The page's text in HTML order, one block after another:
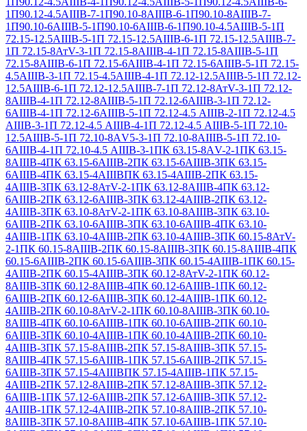
1П90.12-4.5АIIIВ-7-1П90.10-8АIIIВ-6-1П90.10-8АIIIВ-7-
1П90.10-6АIIIВ-5-1П90.10-6АIIIВ-6-1П90.10-4.5АIIIВ-5-1П
72.15-12.5АIIIВ-5-1П 72.15-12.5АIIIВ-6-1П 72.15-12.5АIIIВ-7-
1П 72.15-8АтV-3-1П 72.15-8АIIIВ-4-1П 72.15-8АIIIВ-5-1П
72.15-8АIIIВ-6-1П 72.15-6АIIIВ-4-1П 72.15-6АIIIВ-5-1П 72.15-
4.5АIIIВ-3-1П 72.15-4.5АIIIВ-4-1П 72.12-12.5АIIIВ-5-1П 72.12-
12.5АIIIВ-6-1П 72.12-12.5АIIIВ-7-1П 72.12-8АтV-3-1П 72.12-
8АIIIВ-4-1П 72.12-8АIIIВ-5-1П 72.12-6АIIIВ-3-1П 72.12-
6АIIIВ-4-1П 72.12-6АIIIВ-5-1П 72.12-4.5 АIIIВ-2-1П 72.12-4.5
АIIIВ-3-1П 72.12-4.5 АIIIВ-4-1П 72.12-4.5 АIIIВ-5-1П 72.10-
12.5АIIIВ-5-1П 72.10-8АV5-3-1П 72.10-8АIIIВ-5-1П 72.10-
6АIIIВ-4-1П 72.10-4.5 АIIIВ-3-1ПК 63.15-8АV-2-1ПК 63.15-
8АIIIВ-4ПК 63.15-6АIIIВ-2ПК 63.15-6АIIIВ-3ПК 63.15-
6АIIIВ-4ПК 63.15-4АIIIВПК 63.15-4АIIIВ-2ПК 63.15-
4АIIIВ-3ПК 63.12-8АтV-2-1ПК 63.12-8АIIIВ-4ПК 63.12-
6АIIIВ-2ПК 63.12-6АIIIВ-3ПК 63.12-4АIIIВ-2ПК 63.12-
4АIIIВ-3ПК 63.10-8АтV-2-1ПК 63.10-8АIIIВ-3ПК 63.10-
6АIIIВ-2ПК 63.10-6АIIIВ-3ПК 63.10-6АIIIВ-4ПК 63.10-
4АIIIВ-1ПК 63.10-4АIIIВ-2ПК 63.10-4АIIIВ-3ПК 60.15-8АтV-
2-1ПК 60.15-8АIIIВ-2ПК 60.15-8АIIIВ-3ПК 60.15-8АIIIВ-4ПК
60.15-6АIIIВ-2ПК 60.15-6АIIIВ-3ПК 60.15-4АIIIВ-1ПК 60.15-
4АIIIВ-2ПК 60.15-4АIIIВ-3ПК 60.12-8АтV-2-1ПК 60.12-
8АIIIВ-3ПК 60.12-8АIIIВ-4ПК 60.12-6АIIIВ-1ПК 60.12-
6АIIIВ-2ПК 60.12-6АIIIВ-3ПК 60.12-4АIIIВ-1ПК 60.12-
4АIIIВ-2ПК 60.10-8АтV-2-1ПК 60.10-8АIIIВ-3ПК 60.10-
8АIIIВ-4ПК 60.10-6АIIIВ-1ПК 60.10-6АIIIВ-2ПК 60.10-
6АIIIВ-3ПК 60.10-4АIIIВ-1ПК 60.10-4АIIIВ-2ПК 60.10-
4АIIIВ-3ПК 57.15-8АIIIВ-2ПК 57.15-8АIIIВ-3ПК 57.15-
8АIIIВ-4ПК 57.15-6АIIIВ-1ПК 57.15-6АIIIВ-2ПК 57.15-
6АIIIВ-3ПК 57.15-4АIIIВПК 57.15-4АIIIВ-1ПК 57.15-
4АIIIВ-2ПК 57.12-8АIIIВ-2ПК 57.12-8АIIIВ-3ПК 57.12-
6АIIIВ-1ПК 57.12-6АIIIВ-2ПК 57.12-6АIIIВ-3ПК 57.12-
4АIIIВ-1ПК 57.12-4АIIIВ-2ПК 57.10-8АIIIВ-2ПК 57.10-
8АIIIВ-3ПК 57.10-8АIIIВ-4ПК 57.10-6АIIIВ-1ПК 57.10-